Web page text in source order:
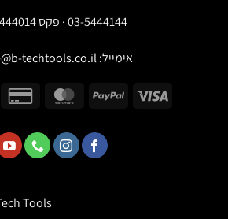
03-5444144 · פקס 03-5444014
אימייל:office@b-techtools.co.il
© B.Tech Tools